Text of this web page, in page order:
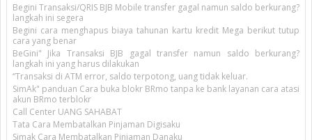
Begini Transaksi/QRIS BJB Mobile transfer gagal namun saldo berkurang?
langkah ini segera
Begini cara menghapus biaya tahunan kartu kredit Mega berikut tutup
cara yang benar
BeGini" Jika Transaksi BJB gagal transfer namun saldo berkurang?
langkah ini yang harus dilakukan
“Transaksi di ATM error, saldo terpotong, uang tidak keluar.
SimAk" panduan Cara buka blokr BRmo tanpa ke bank layanan cara atasi
akun BRmo terblokr
Call Center UANG SAHABAT
Tata Cara Membatalkan Pinjaman Digisaku
Simak Cara Membatalkan Pinjaman Danaku